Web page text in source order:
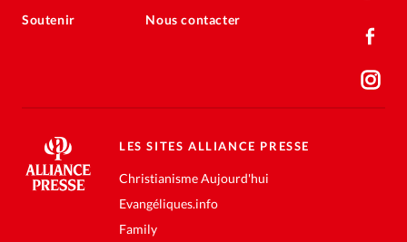
Soutenir Nous contacter
LES SITES ALLIANCE PRESSE
Christianisme Aujourd'hui
Evangéliques.info
Family